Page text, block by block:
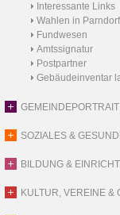
Interessante Links
Wahlen in Parndorf
Fundwesen
Amtssignatur
Postpartner
Gebäudeinventar
GEMEINDEPORTRAIT
SOZIALES &
BILDUNG &
KULTUR, VEREINE &